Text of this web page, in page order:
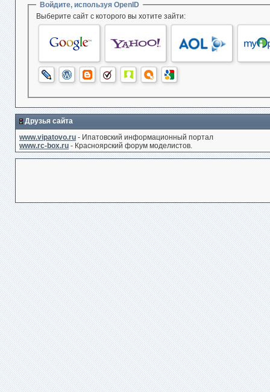
Войдите, используя OpenID
Выберите сайт с которого вы хотите зайти:
Друзья сайта
www.vipatovo.ru - Ипатовский информационный портал
www.rc-box.ru - Красноярский форум моделистов.